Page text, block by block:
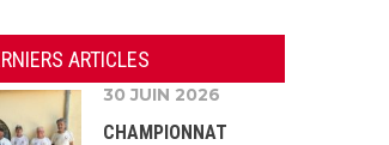
ARTICLES
30 JUIN 2026
CHAMPIONNAT